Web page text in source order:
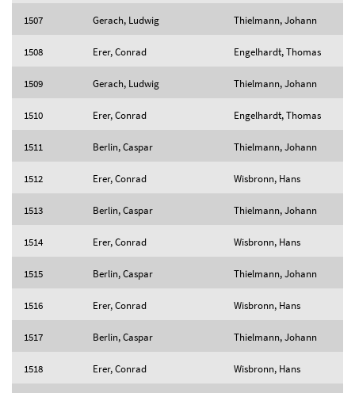
1507 Gerach, Ludwig Thielmann, Johann
1508 Erer, Conrad Engelhardt, Thomas
1509 Gerach, Ludwig Thielmann, Johann
1510 Erer, Conrad Engelhardt, Thomas
1511 Berlin, Caspar Thielmann, Johann
1512 Erer, Conrad Wisbronn, Hans
1513 Berlin, Caspar Thielmann, Johann
1514 Erer, Conrad Wisbronn, Hans
1515 Berlin, Caspar Thielmann, Johann
1516 Erer, Conrad Wisbronn, Hans
1517 Berlin, Caspar Thielmann, Johann
1518 Erer, Conrad Wisbronn, Hans